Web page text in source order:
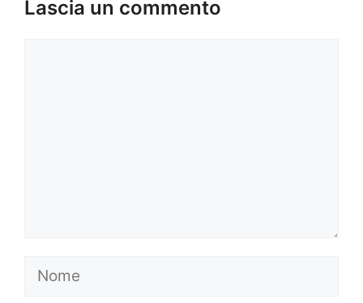
Lascia un commento
Nome